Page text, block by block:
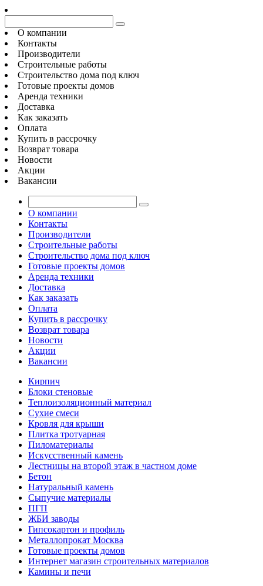
О компании
Контакты
Производители
Строительные работы
Строительство дома под ключ
Готовые проекты домов
Аренда техники
Доставка
Как заказать
Оплата
Купить в рассрочку
Возврат товара
Новости
Акции
Вакансии
О компании
Контакты
Производители
Строительные работы
Строительство дома под ключ
Готовые проекты домов
Аренда техники
Доставка
Как заказать
Оплата
Купить в рассрочку
Возврат товара
Новости
Акции
Вакансии
Кирпич
Блоки стеновые
Теплоизоляционный материал
Сухие смеси
Кровля для крыши
Плитка тротуарная
Пиломатериалы
Искусственный камень
Лестницы на второй этаж в частном доме
Бетон
Натуральный камень
Сыпучие материалы
ПГП
ЖБИ заводы
Гипсокартон и профиль
Металлопрокат Москва
Готовые проекты домов
Интернет магазин строительных материалов
Камины и печи